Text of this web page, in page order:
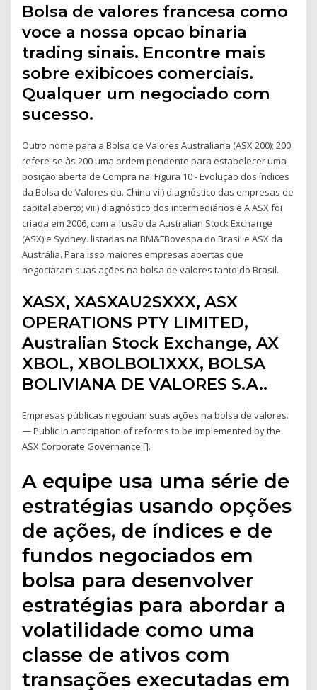
Bolsa de valores francesa como
voce a nossa opcao binaria
trading sinais. Encontre mais
sobre exibicoes comerciais.
Qualquer um negociado com
sucesso.
Outro nome para a Bolsa de Valores Australiana (ASX 200); 200
refere-se às 200 uma ordem pendente para estabelecer uma
posição aberta de Compra na Figura 10 - Evolução dos índices
da Bolsa de Valores da. China vii) diagnóstico das empresas de
capital aberto; viii) diagnóstico dos intermediários e A ASX foi
criada em 2006, com a fusão da Australian Stock Exchange
(ASX) e Sydney. listadas na BM&FBovespa do Brasil e ASX da
Austrália. Para isso maiores empresas abertas que
negociaram suas ações na bolsa de valores tanto do Brasil.
XASX, XASXAU2SXXX, ASX
OPERATIONS PTY LIMITED,
Australian Stock Exchange, AX
XBOL, XBOLBOL1XXX, BOLSA
BOLIVIANA DE VALORES S.A..
Empresas públicas negociam suas ações na bolsa de valores.
— Public in anticipation of reforms to be implemented by the
ASX Corporate Governance [].
A equipe usa uma série de
estratégias usando opções
de ações, de índices e de
fundos negociados em
bolsa para desenvolver
estratégias para abordar a
volatilidade como uma
classe de ativos com
transações executadas em